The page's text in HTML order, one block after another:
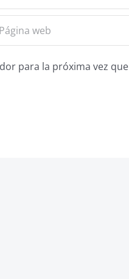
para la próxima vez que